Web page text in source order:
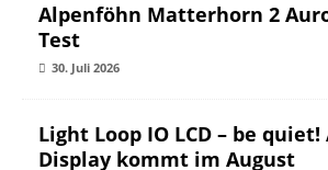
Alpenföhn Matterhorn 2
Test
30. Juli 2026
Light Loop IO LCD – be
Display kommt im August